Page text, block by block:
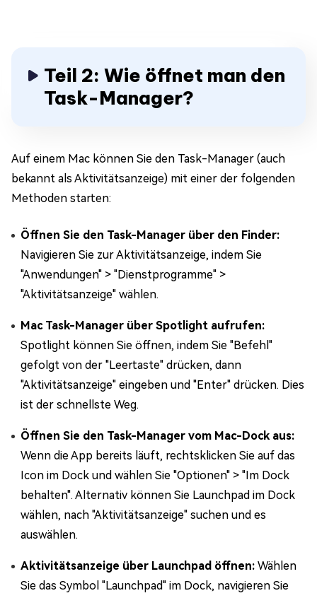
Teil 2: Wie öffnet man den
Task-Manager?
Auf einem Mac können Sie den Task-Manager (auch
bekannt als Aktivitätsanzeige) mit einer der folgenden
Methoden starten:
Öffnen Sie den Task-Manager über den Finder:
Navigieren Sie zur Aktivitätsanzeige, indem Sie
"Anwendungen" > "Dienstprogramme" >
"Aktivitätsanzeige" wählen.
Mac Task-Manager über Spotlight aufrufen:
Spotlight können Sie öffnen, indem Sie "Befehl"
gefolgt von der "Leertaste" drücken, dann
"Aktivitätsanzeige" eingeben und "Enter" drücken. Dies
ist der schnellste Weg.
Öffnen Sie den Task-Manager vom Mac-Dock aus:
Wenn die App bereits läuft, rechtsklicken Sie auf das
Icon im Dock und wählen Sie "Optionen" > "Im Dock
behalten". Alternativ können Sie Launchpad im Dock
wählen, nach "Aktivitätsanzeige" suchen und es
auswählen.
Aktivitätsanzeige über Launchpad öffnen: Wählen
Sie das Symbol "Launchpad" im Dock, navigieren Sie